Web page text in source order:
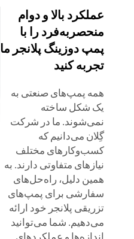
عملکرد بالا و دوام
منحصربه‌فرد را با
پمپ دوزینگ پلانجر ما
تجربه کنید
همه پمپ‌های صنعتی به
یک شکل ساخته
نمی‌شوند. ما در شرکت
گِلان می‌دانیم که
کسب‌وکارهای مختلف
نیازهای متفاوتی دارند. به
همین دلیل، راه‌حل‌های
سفارشی برای پمپ‌های
تزریقی پلانجر خود ارائه
می‌دهیم. شما می‌توانید